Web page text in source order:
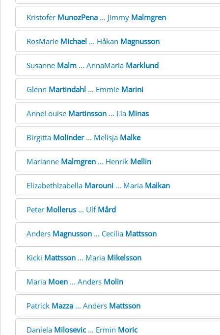
Kristofer MunozPena ... Jimmy Malmgren
RosMarie Michael ... Håkan Magnusson
Susanne Malm ... AnnaMaria Marklund
Glenn Martindahl ... Emmie Marini
AnneLouise Martinsson ... Lia Minas
Birgitta Molinder... Melisja Malke
Marianne Malmgren ... Henrik Mellin
ElizabethIzabella Marouni ... Maria Malkan
Peter Mollerus ... Ulf Mård
Anders Magnusson ... Cecilia Mattsson
Kicki Mattsson ... Maria Mikelsson
Maria Moen ... Anders Molin
Patrick Mazza ... Anders Mattsson
Daniela Milosevic... Ermin Moric